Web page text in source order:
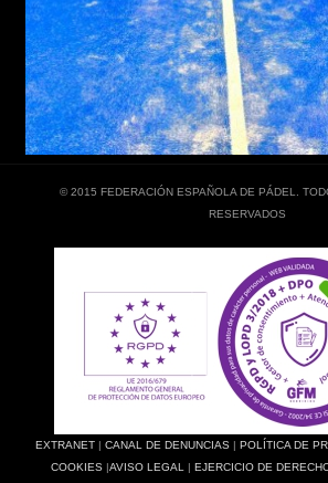
© 2015 FEDERACIÓN ESPAÑOLA DE PÁDEL.
RESERVADOS
EXTRANET | CANAL DE DENUNCIAS | POLÍTICA DE
COOKIES|AVISO LEGAL | EJERCICIO DE